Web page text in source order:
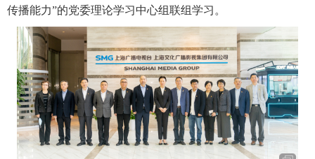
传播能力”的党委理论学习中心组联组学习。